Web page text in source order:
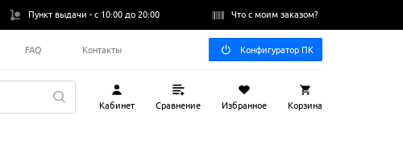
Пункт выдачи -с 10:00 до 20:00 Что с моим заказом?
FAQ Контакты Конфигуратор ПК
Кабинет Сравнение Избранное Корзина